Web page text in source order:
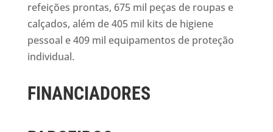
refeições prontas, 675 mil peças de roupas e
calçados, além de 405 mil kits de higiene
pessoal e 409 mil equipamentos de proteção
individual.
FINANCIADORES